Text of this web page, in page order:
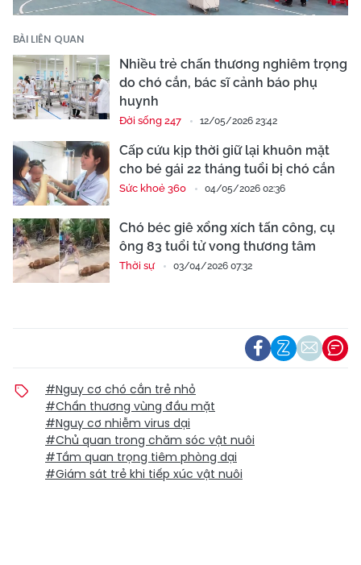
BÀI LIÊN QUAN
Nhiều trẻ chấn thương nghiêm trọng
do chó cắn, bác sĩ cảnh báo phụ
huynh
Đời sống 247 12/05/2026 23:42
Cấp cứu kịp thời giữ lại khuôn mặt
cho bé gái 22 tháng tuổi bị chó cắn
Sức khoẻ 360 04/05/2026 02:36
Chó béc giê xổng xích tấn công, cụ
ông 83 tuổi tử vong thương tâm
Thời sự 03/04/2026 07:32
#Nguy cơ chó cắn trẻ nhỏ
#Chấn thương vùng đầu mặt
#Nguy cơ nhiễm virus dại
#Chủ quan trong chăm sóc vật nuôi
#Tầm quan trọng tiêm phòng dại
#Giám sát trẻ khi tiếp xúc vật nuôi